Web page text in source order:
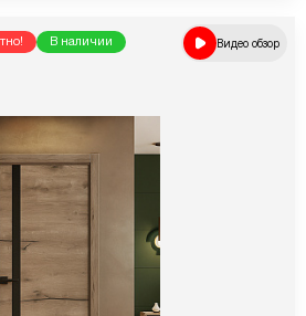
В наличии
Видео обзор